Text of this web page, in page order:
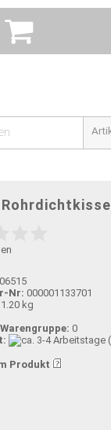
Nr: 000001133701
kg
0
Produkt